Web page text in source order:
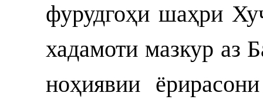
фурудгоҳи шаҳри
хадамоти мазкур аз
ноҳиявии